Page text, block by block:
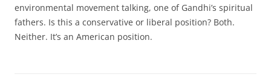
environmental movement talking, one of Gandhi’s spiritual
fathers. Is this a conservative or liberal position? Both.
Neither. It’s an American position.